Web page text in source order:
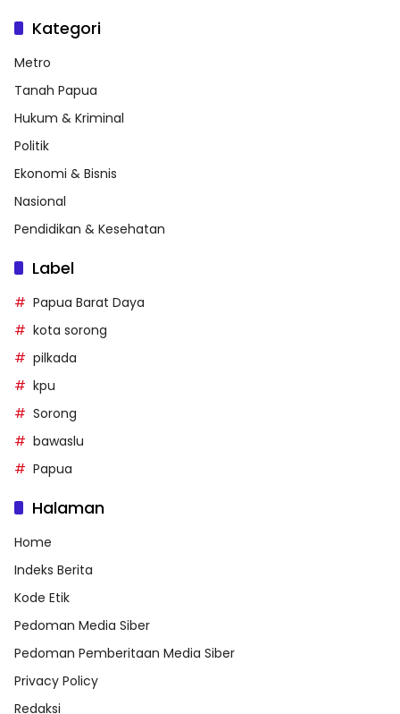
Kategori
Metro
Tanah Papua
Hukum & Kriminal
Politik
Ekonomi & Bisnis
Nasional
Pendidikan & Kesehatan
Label
Papua Barat Daya
kota sorong
pilkada
kpu
Sorong
bawaslu
Papua
Halaman
Home
Indeks Berita
Kode Etik
Pedoman Media Siber
Pedoman Pemberitaan Media Siber
Privacy Policy
Redaksi